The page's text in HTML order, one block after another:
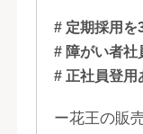
# 定期採用を
# 障がい者社
# 正社員登用
ー花王の販売会社ー 【事